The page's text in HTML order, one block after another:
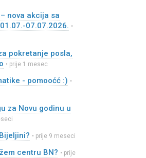
nova akcija sa
07.07.2026. •
pokretanje posla,
• prije 1 mesec
- pomooćć :) •
za Novu godinu u
• prije 9 meseci
centru BN? • prije